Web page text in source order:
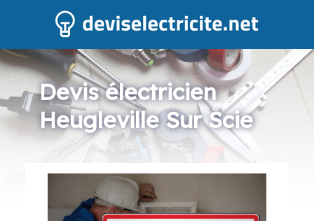
Devis électricien
Heugleville Sur Scie